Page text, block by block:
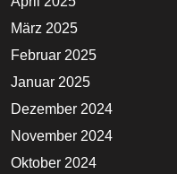
März 2025
Februar 2025
Januar 2025
Dezember 2024
November 2024
Oktober 2024